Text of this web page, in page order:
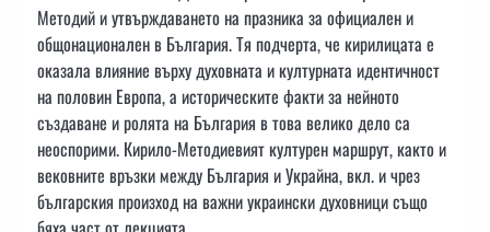
Методий и утвърждаването на празника за официален и
общонационален в България. Тя подчерта, че кирилицата е
оказала влияние върху духовната и културната идентичност
на половин Европа, а историческите факти за нейното
създаване и ролята на България в това велико дело са
неоспорими. Кирило-Методиевият културен маршрут, както и
вековните връзки между България и Украйна, вкл. и чрез
българския произход на важни украински духовници също